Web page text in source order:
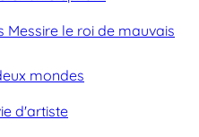
Messire le roi de mauvais
mondes
d'artiste